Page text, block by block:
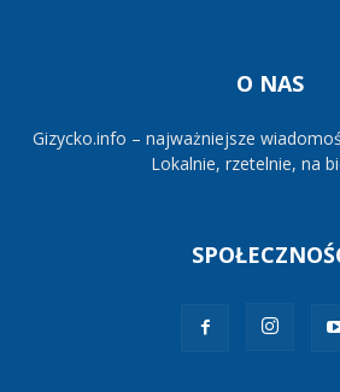
O NAS
Gizycko.info – najważniejsze
Lokalnie, rzetelnie, na